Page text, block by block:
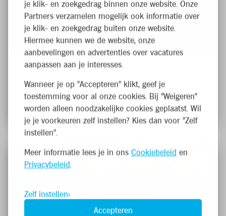
je klik- en zoekgedrag binnen onze website. Onze
Partners verzamelen mogelijk ook informatie over
je klik- en zoekgedrag buiten onze website.
Hiermee kunnen we de website, onze
aanbevelingen en advertenties over vacatures
aanpassen aan je interesses.
Wanneer je op "Accepteren" klikt, geef je
toestemming voor al onze cookies. Bij "Weigeren"
worden alleen noodzakelijke cookies geplaatst. Wil
je je voorkeuren zelf instellen? Kies dan voor "Zelf
instellen".
Meer informatie lees je in ons Cookiebeleid en
Privacybeleid.
Zelf instellen
Accepteren
Medewerker Kassa en
Onthaal
Fulltime
Franchise